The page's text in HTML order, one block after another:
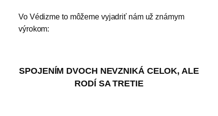
Vo Védizme to môžeme vyjadriť nám už známym
výrokom:
SPOJENÍM DVOCH NEVZNIKÁ CELOK, ALE
RODÍ SA TRETIE